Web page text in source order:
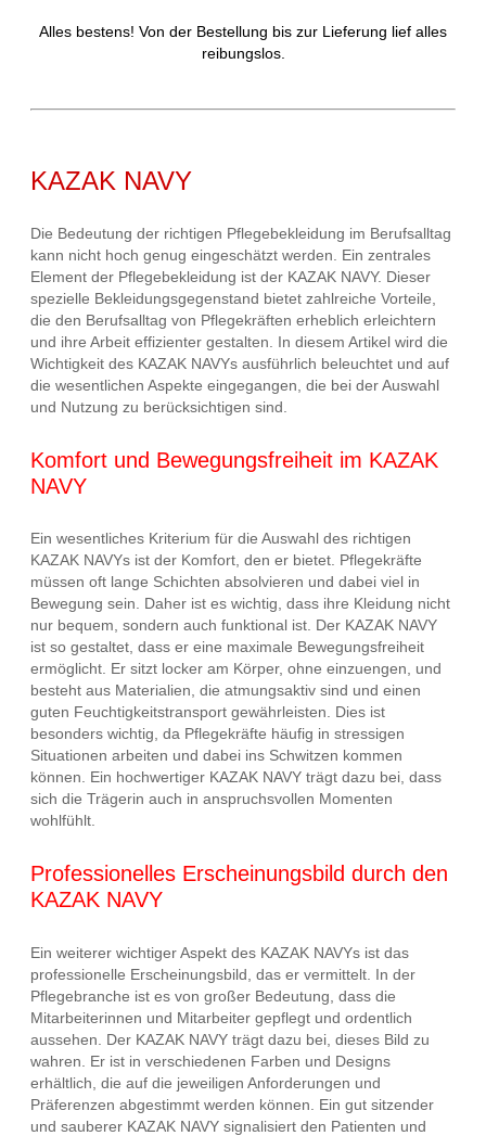
Alles bestens! Von der Bestellung bis zur Lieferung lief alles
reibungslos.
KAZAK NAVY
Die Bedeutung der richtigen Pflegebekleidung im Berufsalltag
kann nicht hoch genug eingeschätzt werden. Ein zentrales
Element der Pflegebekleidung ist der KAZAK NAVY. Dieser
spezielle Bekleidungsgegenstand bietet zahlreiche Vorteile,
die den Berufsalltag von Pflegekräften erheblich erleichtern
und ihre Arbeit effizienter gestalten. In diesem Artikel wird die
Wichtigkeit des KAZAK NAVYs ausführlich beleuchtet und auf
die wesentlichen Aspekte eingegangen, die bei der Auswahl
und Nutzung zu berücksichtigen sind.
Komfort und Bewegungsfreiheit im KAZAK
NAVY
Ein wesentliches Kriterium für die Auswahl des richtigen
KAZAK NAVYs ist der Komfort, den er bietet. Pflegekräfte
müssen oft lange Schichten absolvieren und dabei viel in
Bewegung sein. Daher ist es wichtig, dass ihre Kleidung nicht
nur bequem, sondern auch funktional ist. Der KAZAK NAVY
ist so gestaltet, dass er eine maximale Bewegungsfreiheit
ermöglicht. Er sitzt locker am Körper, ohne einzuengen, und
besteht aus Materialien, die atmungsaktiv sind und einen
guten Feuchtigkeitstransport gewährleisten. Dies ist
besonders wichtig, da Pflegekräfte häufig in stressigen
Situationen arbeiten und dabei ins Schwitzen kommen
können. Ein hochwertiger KAZAK NAVY trägt dazu bei, dass
sich die Trägerin auch in anspruchsvollen Momenten
wohlfühlt.
Professionelles Erscheinungsbild durch den
KAZAK NAVY
Ein weiterer wichtiger Aspekt des KAZAK NAVYs ist das
professionelle Erscheinungsbild, das er vermittelt. In der
Pflegebranche ist es von großer Bedeutung, dass die
Mitarbeiterinnen und Mitarbeiter gepflegt und ordentlich
aussehen. Der KAZAK NAVY trägt dazu bei, dieses Bild zu
wahren. Er ist in verschiedenen Farben und Designs
erhältlich, die auf die jeweiligen Anforderungen und
Präferenzen abgestimmt werden können. Ein gut sitzender
und sauberer KAZAK NAVY signalisiert den Patienten und